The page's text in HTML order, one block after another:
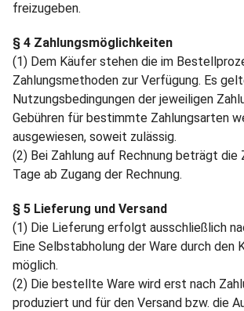
freizugeben.
§ 4 Zahlungsmöglichkeiten
(1) Dem Käufer stehen die im
Zahlungsmethoden zur Verfügung. Es
Nutzungsbedingungen der jeweiligen
Gebühren für bestimmte Zahlungsarten
ausgewiesen, soweit zulässig.
(2) Bei Zahlung auf Rechnung beträgt
Tage ab Zugang der Rechnung.
§ 5 Lieferung und Versand
(1) Die Lieferung erfolgt ausschließlich
Eine Selbstabholung der Ware durch den
möglich.
(2) Die bestellte Ware wird erst nach
produziert und für den Versand bzw. die